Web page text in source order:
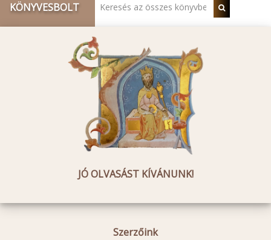
KÖNYVESBOLT
JÓ OLVASÁST KÍVÁNUNK!
Szerzőink